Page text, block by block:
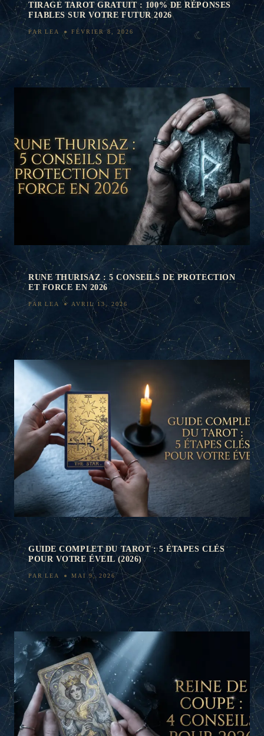
TIRAGE TAROT GRATUIT : 100% DE RÉPONSES
FIABLES SUR VOTRE FUTUR 2026
PAR LEA FÉVRIER 8, 2026
RUNE THURISAZ : 5 CONSEILS DE PROTECTION
ET FORCE EN 2026
PAR LEA AVRIL 13, 2026
GUIDE COMPLET DU TAROT : 5 ÉTAPES CLÉS
POUR VOTRE ÉVEIL (2026)
PAR LEA MAI 9, 2026